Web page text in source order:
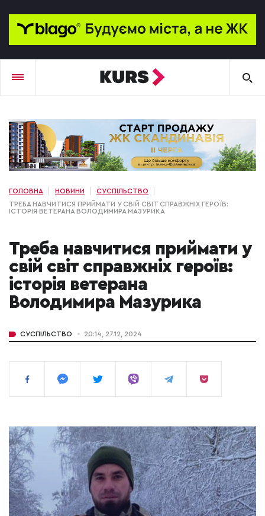
ГОЛОВНА НОВИНИ
СУСПІЛЬСТВО
ТРЕБА НАВЧИТИСЯ ПРИЙМАТИ У СВІЙ СВІТ СПРАВЖНІХ ГЕРОЇВ:
ІСТОРІЯ ВЕТЕРАНА ВОЛОДИМИРА МАЗУРИКА
Треба навчитися приймати у
свій світ справжніх героїв:
історія ветерана
Володимира Мазурика
СУСПІЛЬСТВО 20:14, 27.12, 2024